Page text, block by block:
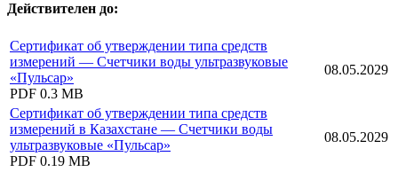
Действителен до:
Сертификат об утверждении типа средств
измерений — Счетчики воды ультразвуковые
«Пульсар»
PDF 0.3 MB
08.05.2029
Сертификат об утверждении типа средств
измерений в Казахстане — Счетчики воды
ультразвуковые «Пульсар»
PDF 0.19 MB
08.05.2029